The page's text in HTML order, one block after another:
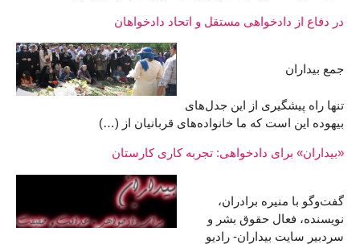
در دفاع از دادخواهی مستقل و اتحاد دادخواهان
جمع بیداران
تنها راه پيشگيری از اين جدل‌های
بيهوده اين است که ما خانواده‌های قربانيان از (…)
«بیداران» برای دادخواهی: تجربه کاری کارستان
گفت‌وگو با منیره برادران،
نویسنده، فعال حقوق بشر و
سردبیر سایت بیداران- رادیو